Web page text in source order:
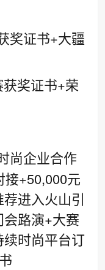
奖证书+大疆
获奖证书+荣
尚企业合作
+50,000元
进入火山引
路演+大赛
时尚平台订